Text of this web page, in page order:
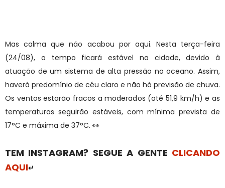
Mas calma que não acabou por aqui. Nesta terça-feira
(24/08), o tempo ficará estável na cidade, devido à
atuação de um sistema de alta pressão no oceano. Assim,
haverá predomínio de céu claro e não há previsão de chuva.
Os ventos estarão fracos a moderados (até 51,9 km/h) e as
temperaturas seguirão estáveis, com mínima prevista de
17°C e máxima de 37°C. 👀
TEM INSTAGRAM? SEGUE A GENTE CLICANDO
AQUI↵